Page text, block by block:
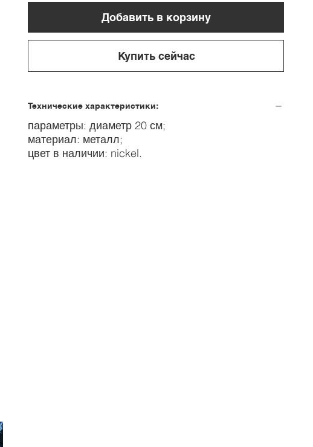
Добавить в корзину
Купить сейчас
Технические характеристики:
параметры: диаметр 20 см;
материал: металл;
цвет в наличии: nickel.